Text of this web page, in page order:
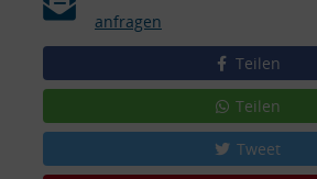
anfragen
Teilen
Teilen
Tweet